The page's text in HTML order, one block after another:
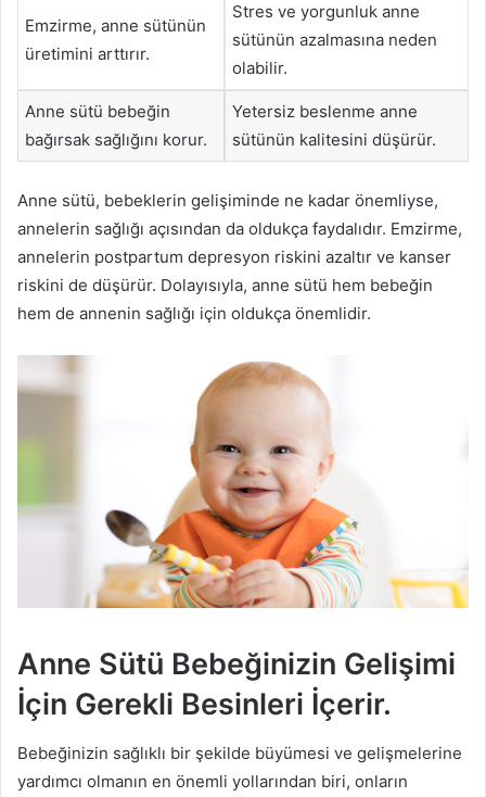
Emzirme, anne sütünün
üretimini arttırır.
Stres ve yorgunluk anne
sütünün azalmasına neden
olabilir.
Anne sütü bebeğin
bağırsak sağlığını korur.
Yetersiz beslenme anne
sütünün kalitesini düşürür.
Anne sütü, bebeklerin gelişiminde ne kadar önemliyse,
annelerin sağlığı açısından da oldukça faydalıdır. Emzirme,
annelerin postpartum depresyon riskini azaltır ve kanser
riskini de düşürür. Dolayısıyla, anne sütü hem bebeğin
hem de annenin sağlığı için oldukça önemlidir.
Anne Sütü Bebeğinizin Gelişimi
İçin Gerekli Besinleri İçerir.
Bebeğinizin sağlıklı bir şekilde büyümesi ve gelişmelerine
yardımcı olmanın en önemli yollarından biri, onların